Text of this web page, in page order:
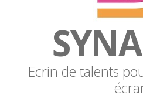
Ecrin de talents